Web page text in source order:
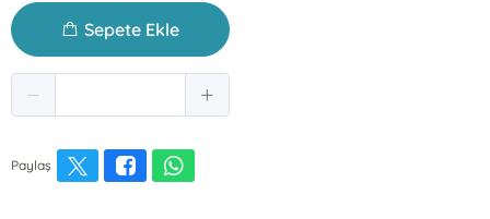
Sepete Ekle
Paylaş